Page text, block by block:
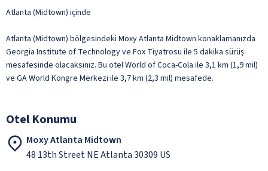
Atlanta (Midtown) içinde
Atlanta (Midtown) bölgesindeki Moxy Atlanta Midtown konaklamanızda
Georgia Institute of Technology ve Fox Tiyatrosu ile 5 dakika sürüş
mesafesinde olacaksınız. Bu otel World of Coca-Cola ile 3,1 km (1,9 mil)
ve GA World Kongre Merkezi ile 3,7 km (2,3 mil) mesafede.
Otel Konumu
Moxy Atlanta Midtown
48 13th Street NE Atlanta 30309 US